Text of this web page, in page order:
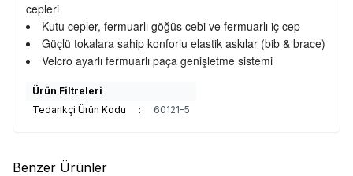
cepleri
Kutu cepler, fermuarlı göğüs cebi ve fermuarlı iç cep
Güçlü tokalara sahip konforlu elastik askılar (bib & brace)
Velcro ayarlı fermuarlı paça genişletme sistemi
Ürün Filtreleri
Tedarikçi Ürün Kodu
: 60121-5
Benzer Ürünler